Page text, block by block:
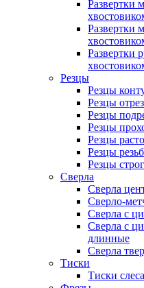
Развертки
Развертки
Развертки
Резцы
Резцы
Резцы
Резцы
Резцы
Резцы
Резцы
Резцы
Сверла
Сверла
Сверло-
Сверла с
Сверла с
длинные
Сверла
Тиски
Тиски